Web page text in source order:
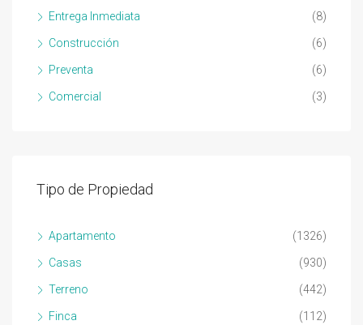
Entrega Inmediata (8)
Construcción (6)
Preventa (6)
Comercial (3)
Tipo de Propiedad
Apartamento (1326)
Casas (930)
Terreno (442)
Finca (112)